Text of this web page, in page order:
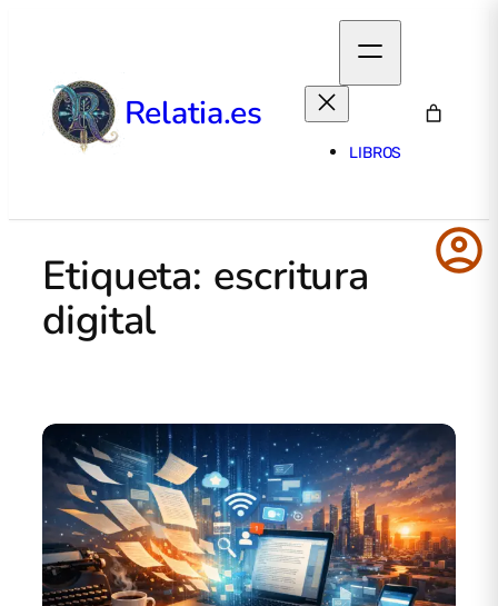
Relatia.es
LIBROS
Etiqueta: escritura
digital
account_circle